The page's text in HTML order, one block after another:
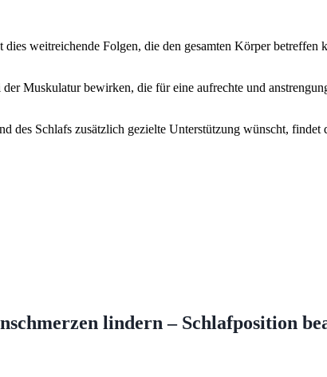
weitreichende Folgen, die den gesamten Körper
Muskulatur bewirken, die für eine aufrechte und
des Schlafs zusätzlich gezielte Unterstützung wünscht, findet
lindern – Schlafposition